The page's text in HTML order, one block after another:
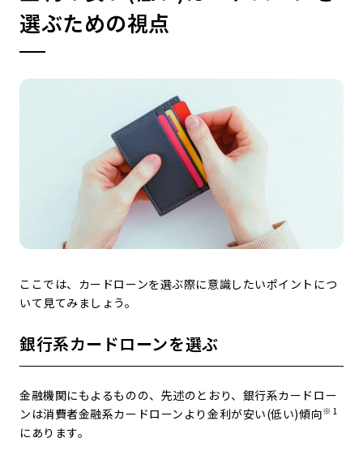
選ぶための視点
ここでは、カードローンを選ぶ際に意識したいポイントにつ
いて見てみましょう。
銀行系カードローンを選ぶ
金融機関にもよるものの、先述のとおり、銀行系カードロー
ンは消費者金融系カードローンより金利が安い(低い)傾向※1
にあります。